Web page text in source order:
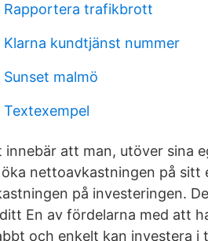
Rapportera trafikbrott
Klarna kundtjänst nummer
Sunset malmö
Textexempel
innebär att man, utöver sina
nettoavkastningen på sitt
på investeringen.
En av fördelarna med att
och enkelt kan investera i